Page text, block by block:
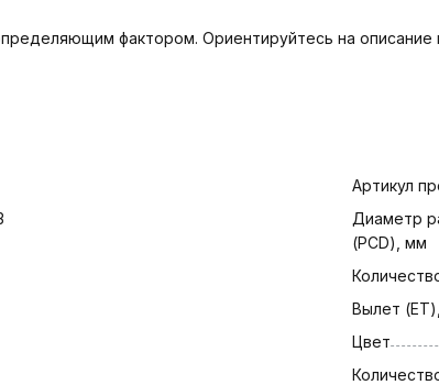
фактором. Ориентируйтесь на описание
Артикул
Диаметр
(PCD), мм
Вылет
Цвет